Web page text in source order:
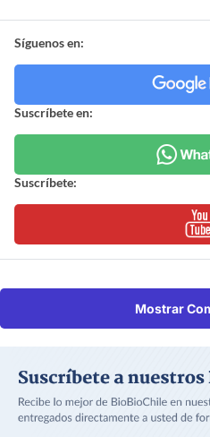
Síguenos en:
Suscríbete en:
Suscríbete:
Mostrar